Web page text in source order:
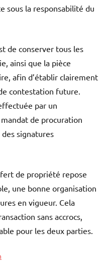
sous la responsabilité du
de conserver tous les
ainsi que la pièce
afin d’établir clairement
contestation future.
par un
de procuration
signatures
de propriété repose
une bonne organisation
en vigueur. Cela
sans accrocs,
pour les deux parties.